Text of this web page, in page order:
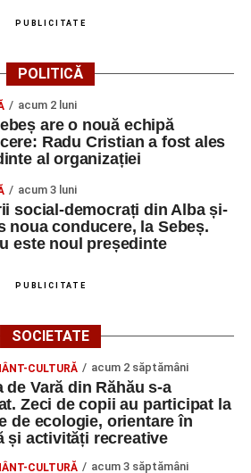
PUBLICITATE
POLITICĂ
acum 2 luni
are o nouă echipă
Radu Cristian a fost ales
al organizației
acum 3 luni
social-democrați din Alba și-
noua conducere, la Sebeș.
este noul președinte
PUBLICITATE
SOCIETATE
CULTURĂ acum 2 săptămâni
de Vară din Răhău s-a
Zeci de copii au participat la
de ecologie, orientare în
și activități recreative
CULTURĂ acum 3 săptămâni